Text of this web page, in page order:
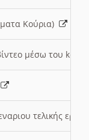
Κούρια)
μέσω του
τελικής